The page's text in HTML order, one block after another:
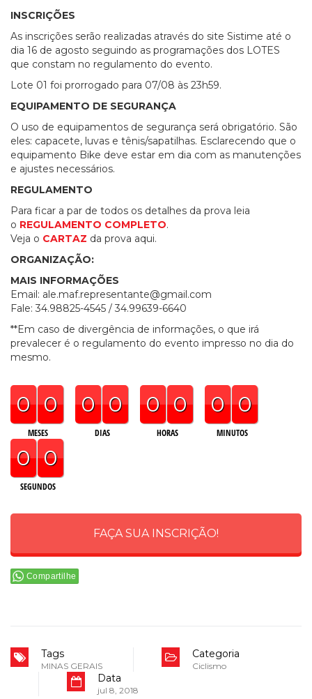
INSCRIÇÕES
As inscrições serão realizadas através do site Sistime até o
dia 16 de agosto seguindo as programações dos LOTES
que constam no regulamento do evento.
Lote 01 foi prorrogado para 07/08 às 23h59.
EQUIPAMENTO DE SEGURANÇA
O uso de equipamentos de segurança será obrigatório. São
eles: capacete, luvas e tênis/sapatilhas. Esclarecendo que o
equipamento Bike deve estar em dia com as manutenções
e ajustes necessários.
REGULAMENTO
Para ficar a par de todos os detalhes da prova leia
o REGULAMENTO COMPLETO.
Veja o CARTAZ da prova aqui.
ORGANIZAÇÃO:
MAIS INFORMAÇÕES
Email: ale.maf.representante@gmail.com
Fale: 34.98825-4545 / 34.99639-6640
**Em caso de divergência de informações, o que irá
prevalecer é o regulamento do evento impresso no dia do
mesmo.
0 0
MESES
0 0
DIAS
0 0
HORAS
0 0
MINUTOS
0 0
SEGUNDOS
FAÇA SUA INSCRIÇÃO!
Compartilhe
Tags
MINAS GERAIS
Categoria
Ciclismo
Data
jul 8, 2018